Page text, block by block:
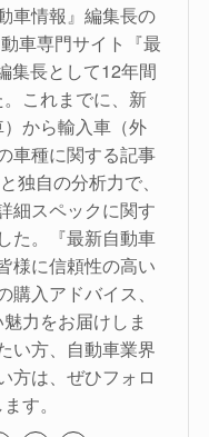
車情報』編集長の
車専門サイト『最
集長として12年間
これまでに、新
から輸入車（外
車種に関する記事
独自の分析力で、
細スペックに関す
た。『最新自動車
様に信頼性の高い
入アドバイス、
力をお届けしま
い方、自動車業界
方は、ぜひフォロ
す。